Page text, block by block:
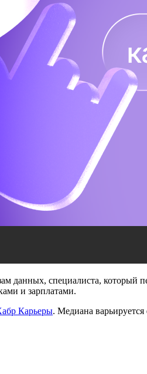
данных, специалиста, который
и зарплатами.
Карьеры. Медиана